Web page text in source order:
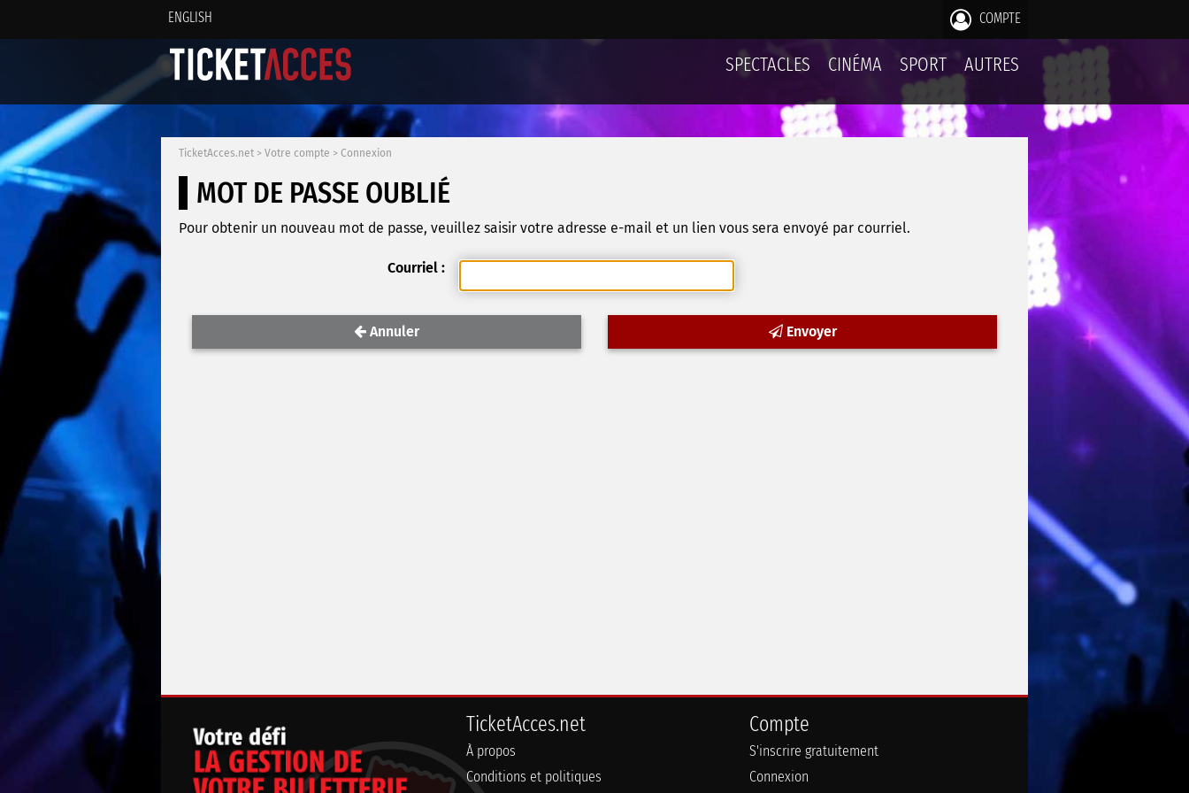
ENGLISH COMPTE
SPECTACLES CINÉMA SPORT AUTRES
TicketAcces.net > Votre compte > Connexion
MOT DE PASSE OUBLIÉ
Pour obtenir un nouveau mot de passe, veuillez saisir votre adresse e-mail et un lien vous sera envoyé par courriel.
Courriel :
Envoyer
Annuler
TicketAcces.net
À propos
Conditions et politiques
Compte
S'inscrire gratuitement
Connexion